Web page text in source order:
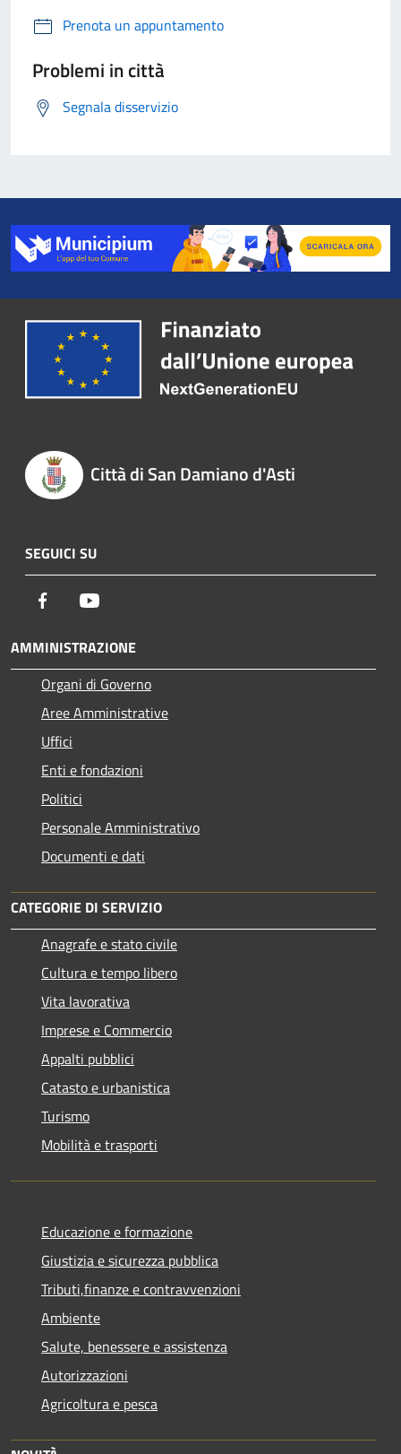
Prenota un appuntamento
Problemi in città
Segnala disservizio
Città di San Damiano d'Asti
SEGUICI SU
Facebook
AMMINISTRAZIONE
Organi di Governo
Aree Amministrative
Uffici
Enti e fondazioni
Politici
Personale Amministrativo
Documenti e dati
CATEGORIE DI SERVIZIO
Anagrafe e stato civile
Cultura e tempo libero
Vita lavorativa
Imprese e Commercio
Appalti pubblici
Catasto e urbanistica
Turismo
Mobilità e trasporti
Educazione e formazione
Giustizia e sicurezza pubblica
Tributi,finanze e contravvenzioni
Ambiente
Salute, benessere e assistenza
Autorizzazioni
Agricoltura e pesca